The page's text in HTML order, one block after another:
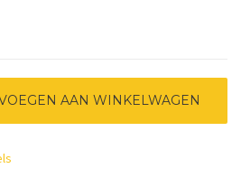
AAN WINKELWAGEN